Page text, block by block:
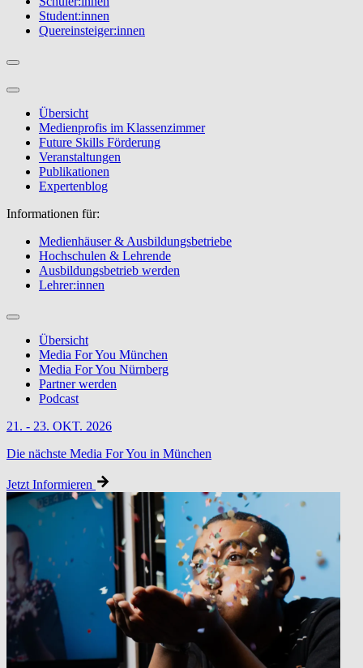
Student:innen
Quereinsteiger:innen
Übersicht
Medienprofis im Klassenzimmer
Future Skills Förderung
Veranstaltungen
Publikationen
Expertenblog
Informationen für:
Medienhäuser & Ausbildungsbetriebe
Hochschulen & Lehrende
Ausbildungsbetrieb werden
Lehrer:innen
Übersicht
Media For You München
Media For You Nürnberg
Partner werden
Podcast
21. - 23. OKT. 2026
Die nächste Media For You in München
Jetzt Informieren